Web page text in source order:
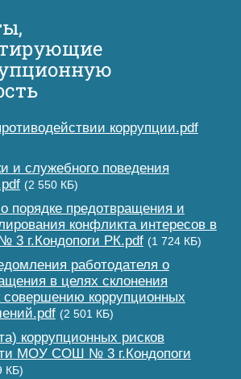
коррупции.pdf
и служебного поведения
(2 550 КБ)
порядке предотвращения и
конфликта интересов в
г.Кондопоги РК.pdf (1 724 КБ)
работодателя о
в целях склонения
совершению коррупционных
(2 501 КБ)
коррупционных рисков
МОУ СОШ № 3 г.Кондопоги
КБ)